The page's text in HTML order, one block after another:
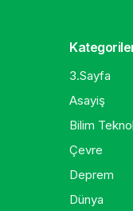
3.Sayfa
Asayiş
Bilim
Çevre
Deprem
Dünya